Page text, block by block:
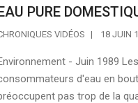
PURE
VIDÉOS 18 JUIN
- Juin 1989
d'eau en
pas trop de la